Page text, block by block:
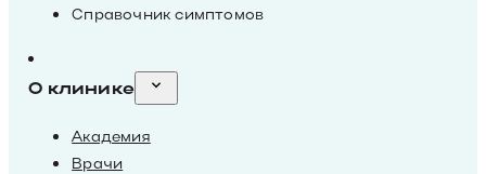
Справочник симптомов
О клинике
Академия
Врачи